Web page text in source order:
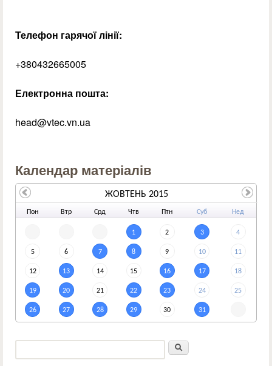
Телефон гарячої лінії:
+380432665005
Електронна пошта:
head@vtec.vn.ua
Календар матеріалів
Пон Втр Срд Чтв Птн Суб Нед
1 2 3 4
5 6 7 8 9 10 11
12 13 14 15 16 17 18
19 20 21 22 23 24 25
26 27 28 29 30 31
ЖОВТЕНЬ 2015
Пошукова форма